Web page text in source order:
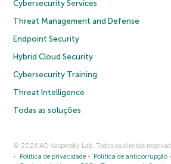
Cybersecurity Services
Threat Management and Defense
Endpoint Security
Hybrid Cloud Security
Cybersecurity Training
Threat Intelligence
Todas as soluções
© 2026 AO Kaspersky Lab. Todos os direitos
Política de privacidade
Política de anticorrupção